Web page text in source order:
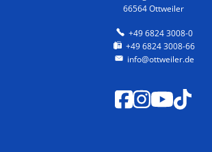
66564 Ottweiler
+49 6824 3008-0
+49 6824 3008-66
info@ottweiler.de